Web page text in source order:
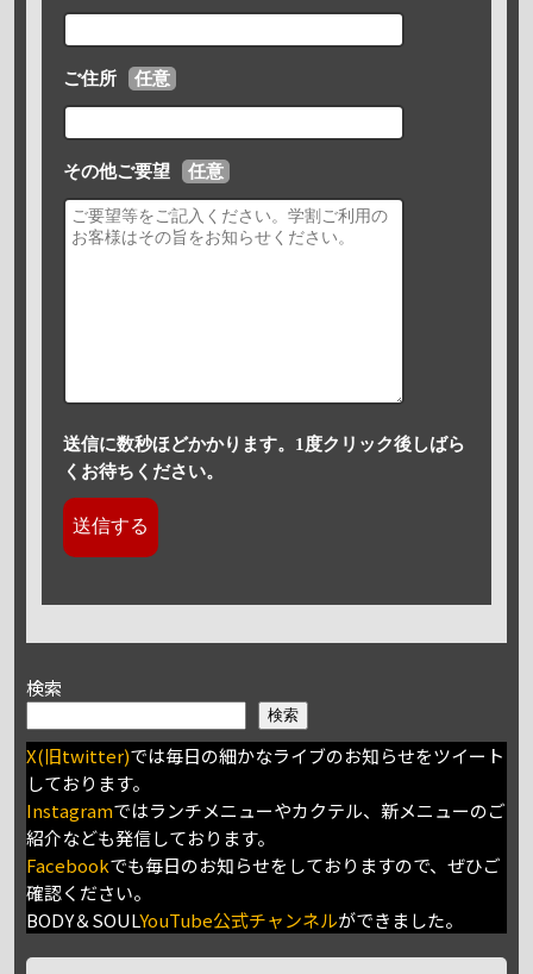
ご住所 任意
その他ご要望 任意
送信に数秒ほどかかります。1度クリック後しばら
くお待ちください。
検索
検索
X(旧twitter)では毎日の細かなライブのお知らせをツイート
しております。
Instagramではランチメニューやカクテル、新メニューのご
紹介なども発信しております。
Facebookでも毎日のお知らせをしておりますので、ぜひご
確認ください。
BODY＆SOULYouTube公式チャンネルができました。